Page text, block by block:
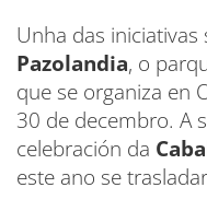
Unha das iniciativas
Pazolandia, o
que se organiza en
30 de decembro. A
celebración da
este ano se